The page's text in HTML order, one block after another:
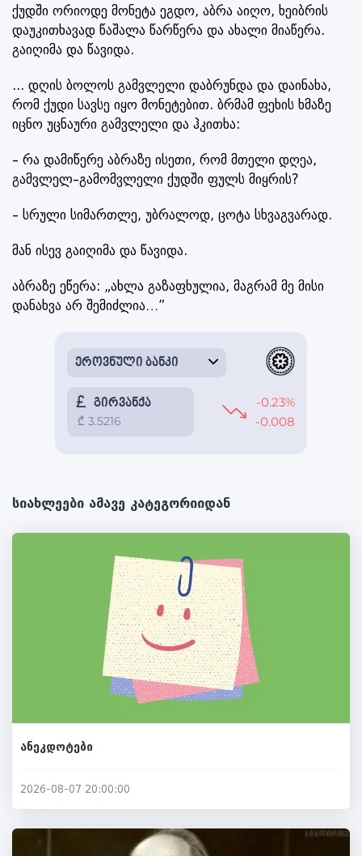
ქუდში ორიოდე მონეტა ეგდო, აბრა აიღო, ხეიბრის
დაუკითხავად წაშალა წარწერა და ახალი მიაწერა.
გაიღიმა და წავიდა.
... დღის ბოლოს გამვლელი დაბრუნდა და დაინახა,
რომ ქუდი სავსე იყო მონეტებით. ბრმამ ფეხის ხმაზე
იცნო უცნაური გამვლელი და ჰკითხა:
– რა დამიწერე აბრაზე ისეთი, რომ მთელი დღეა,
გამვლელ–გამომვლელი ქუდში ფულს მიყრის?
– სრული სიმართლე, უბრალოდ, ცოტა სხვაგვარად.
მან ისევ გაიღიმა და წავიდა.
აბრაზე ეწერა: „ახლა გაზაფხულია, მაგრამ მე მისი
დანახვა არ შემიძლია…”
სიახლეები ამავე კატეგორიიდან
ანეკდოტები
2026-08-07 20:00:00